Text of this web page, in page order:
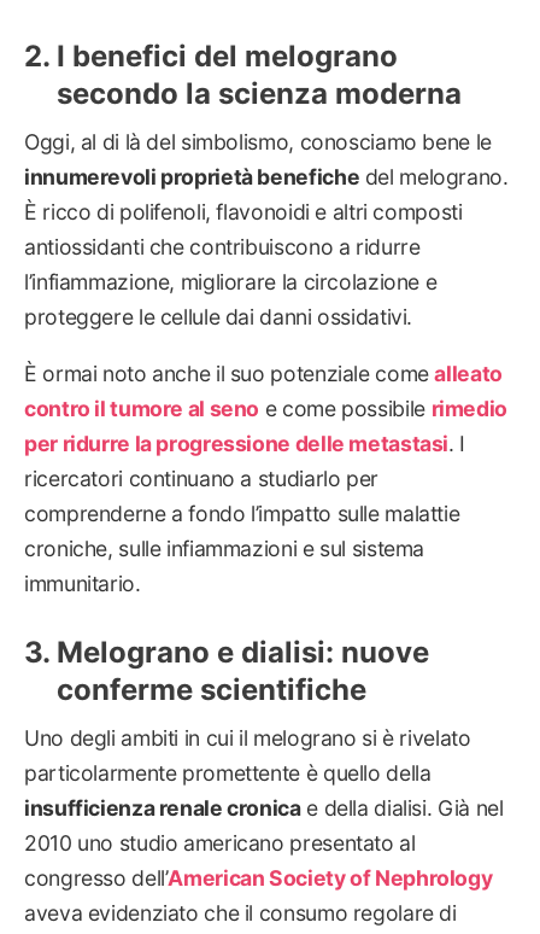
I benefici del melograno
secondo la scienza moderna
Oggi, al di là del simbolismo, conosciamo bene le
innumerevoli proprietà benefiche del melograno.
È ricco di polifenoli, flavonoidi e altri composti
antiossidanti che contribuiscono a ridurre
l’infiammazione, migliorare la circolazione e
proteggere le cellule dai danni ossidativi.
È ormai noto anche il suo potenziale comealleato
contro il tumore al seno e come possibile rimedio
per ridurre la progressione delle metastasi. I
ricercatori continuano a studiarlo per
comprenderne a fondo l’impatto sulle malattie
croniche, sulle infiammazioni e sul sistema
immunitario.
Melograno e dialisi: nuove
conferme scientifiche
Uno degli ambiti in cui il melograno si è rivelato
particolarmente promettente è quello della
insufficienza renale cronicae della dialisi. Già nel
2010 uno studio americano presentato al
congresso dell’American Society of Nephrology
aveva evidenziato che il consumo regolare di